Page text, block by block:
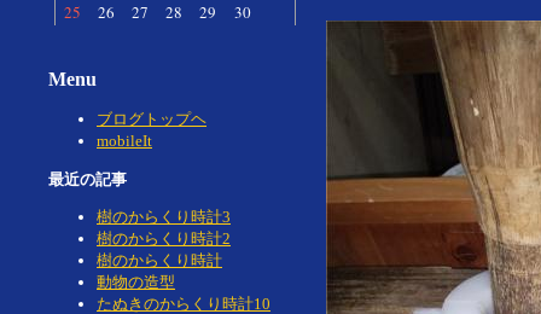
25
26 27 28 29 30
Menu
ブログトップヘ
mobileIt
最近の記事
樹のからくり時計3
樹のからくり時計2
樹のからくり時計
動物の造型
たぬきのからくり時計10